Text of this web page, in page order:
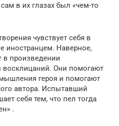
в их глазах был «чем-то
чувствует себя в
иностранцем. Наверное,
в произведении
восклицаний. Они помогают
героя и помогают
автора. Испытавший
себя тем, что пел тогда
.